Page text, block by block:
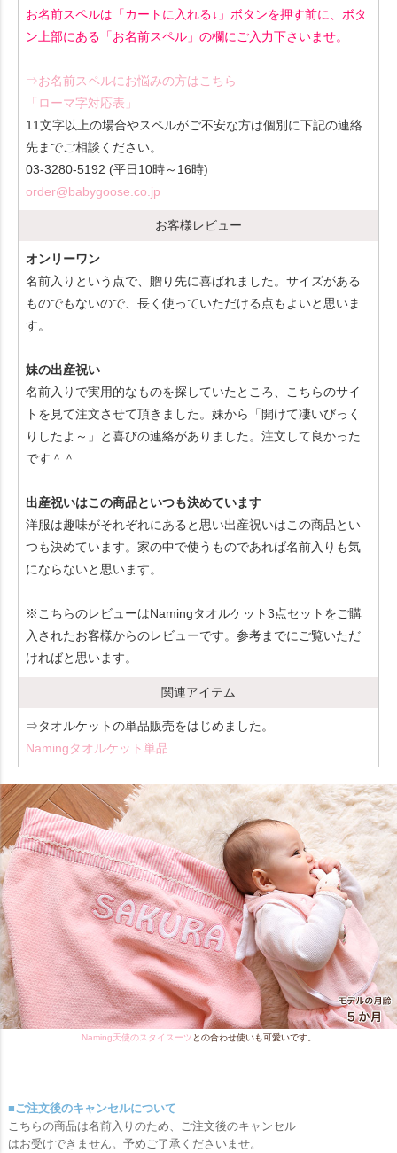
お名前スペルは「カートに入れる↓」ボタンを押す前に、ボタ
ン上部にある「お名前スペル」の欄にご入力下さいませ。
⇒お名前スペルにお悩みの方はこちら
「ローマ字対応表」
11文字以上の場合やスペルがご不安な方は個別に下記の連絡
先までご相談ください。
03-3280-5192 (平日10時～16時)
order@babygoose.co.jp
お客様レビュー
オンリーワン
名前入りという点で、贈り先に喜ばれました。サイズがある
ものでもないので、長く使っていただける点もよいと思いま
す。
妹の出産祝い
名前入りで実用的なものを探していたところ、こちらのサイ
トを見て注文させて頂きました。妹から「開けて凄いびっく
りしたよ～」と喜びの連絡がありました。注文して良かった
です＾＾
出産祝いはこの商品といつも決めています
洋服は趣味がそれぞれにあると思い出産祝いはこの商品とい
つも決めています。家の中で使うものであれば名前入りも気
にならないと思います。
※こちらのレビューはNamingタオルケット3点セットをご購
入されたお客様からのレビューです。参考までにご覧いただ
ければと思います。
関連アイテム
⇒タオルケットの単品販売をはじめました。
Namingタオルケット単品
Naming天使のスタイスーツとの合わせ使いも可愛いです。